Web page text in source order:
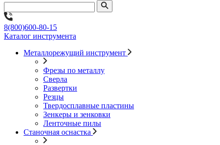
8(800)600-80-15
Каталог инструмента
Металлорежущий инструмент
Фрезы по металлу
Сверла
Развертки
Резцы
Твердосплавные пластины
Зенкеры и зенковки
Ленточные пилы
Станочная оснастка